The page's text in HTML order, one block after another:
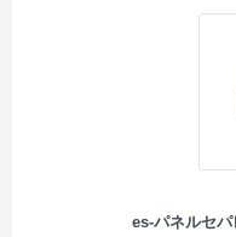
es-パネルセ